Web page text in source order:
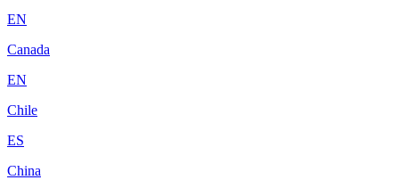
EN
Canada
EN
Chile
ES
China